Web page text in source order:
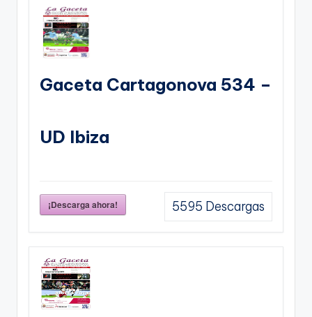
Gaceta Cartagonova 534 –
UD Ibiza
¡Descarga ahora! 5595 Descargas